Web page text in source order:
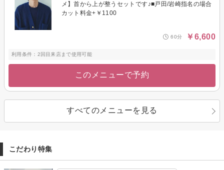
メ】首から上が整うセットです♪■戸田/岩崎指名の場合
カット料金+￥1100
60分 ￥6,600
利用条件：2回目来店まで使用可能
このメニューで予約
すべてのメニューを見る
こだわり特集